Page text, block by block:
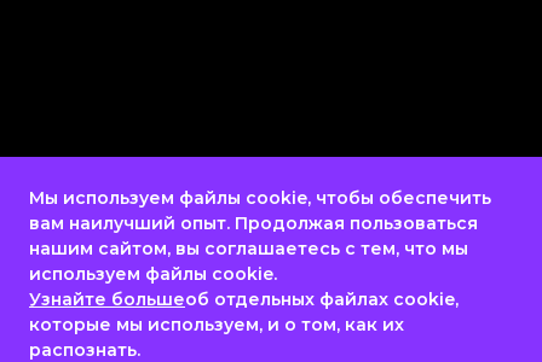
Мы используем файлы cookie, чтобы обеспечить
вам наилучший опыт. Продолжая пользоваться
нашим сайтом, вы соглашаетесь с тем, что мы
используем файлы cookie.
Узнайте большеоб отдельных файлах cookie,
которые мы используем, и о том, как их
распознать.